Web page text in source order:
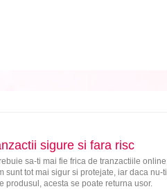
sigure si fara risc
sa-ti mai fie frica de tranzactiile online,
sunt tot mai sigur si protejate, iar daca nu-ti
produsul, acesta se poate returna usor.